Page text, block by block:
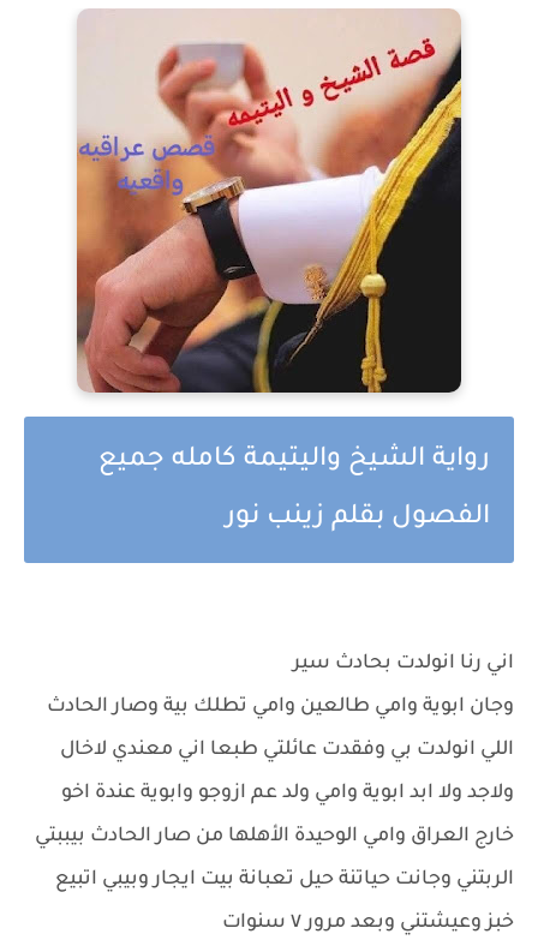
رواية الشيخ واليتيمة كامله جميع
الفصول بقلم زينب نور
اني رنا انولدت بحادث سير
وجان ابوية وامي طالعين وامي تطلك بية وصار الحادث
اللي انولدت بي وفقدت عائلتي طبعا اني معندي لاخال
ولاجد ولا ابد ابوية وامي ولد عم ازوجو وابوية عندة اخو
خارج العراق وامي الوحيدة الأهلها من صار الحادث بيببتي
الربتني وجانت حياتنة حيل تعبانة بيت ايجار وبيبي اتبيع
خبز وعيشتني وبعد مرور ٧ سنوات